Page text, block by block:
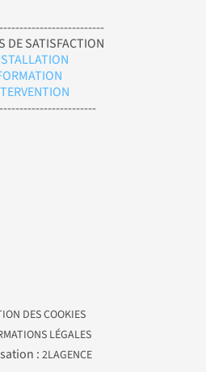
DE SATISFACTION
DES COOKIES
LÉGALES
:2LAGENCE